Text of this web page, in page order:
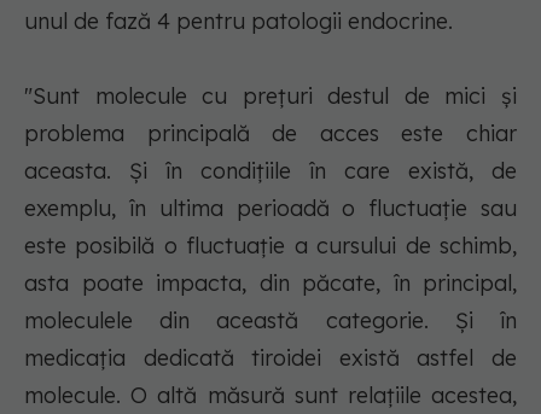
unul de fază 4 pentru patologii endocrine.
"Sunt molecule cu preţuri destul de mici şi
problema principală de acces este chiar
aceasta. Şi în condiţiile în care există, de
exemplu, în ultima perioadă o fluctuaţie sau
este posibilă o fluctuaţie a cursului de schimb,
asta poate impacta, din păcate, în principal,
moleculele din această categorie. Şi în
medicaţia dedicată tiroidei există astfel de
molecule. O altă măsură sunt relaţiile acestea,